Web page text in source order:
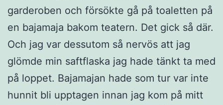
garderoben och försökte gå på toaletten på
en bajamaja bakom teatern. Det gick så där.
Och jag var dessutom så nervös att jag
glömde min saftflaska jag hade tänkt ta med
på loppet. Bajamajan hade som tur var inte
hunnit bli upptagen innan jag kom på mitt